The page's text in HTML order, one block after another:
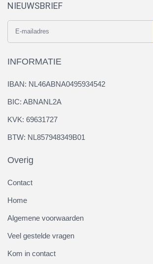
NIEUWSBRIEF
INFORMATIE
IBAN: NL46ABNA0495934542
BIC: ABNANL2A
KVK: 69631727
BTW: NL857948349B01
Overig
Contact
Home
Algemene voorwaarden
Veel gestelde vragen
Kom in contact